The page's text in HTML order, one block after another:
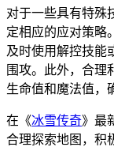
对于一些具有特殊
定相应的应对策略
及时使用解控技能
围攻。此外，合理
生命值和魔法值，
在《冰雪传奇》最
合理探索地图，积